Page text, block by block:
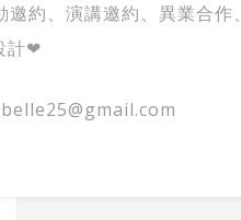
約、演講邀約、異業合作、
計❤